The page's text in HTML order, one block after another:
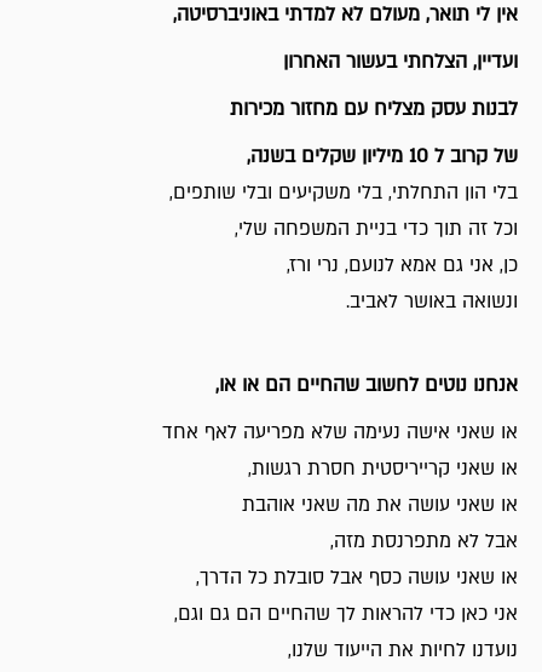
אין לי תואר, מעולם לא למדתי באוניברסיטה,
ועדיין, הצלחתי בעשור האחרון
לבנות עסק מצליח עם מחזור מכירות
של קרוב ל 10 מיליון שקלים בשנה,
בלי הון התחלתי, בלי משקיעים ובלי שותפים,
וכל זה תוך כדי בניית המשפחה שלי,
כן, אני גם אמא לנועם, נרי ורז,
ונשואה באושר לאביב.
אנחנו נוטים לחשוב שהחיים הם או או,
או שאני אישה נעימה שלא מפריעה לאף אחד
או שאני קרייריסטית חסרת רגשות,
או שאני עושה את מה שאני אוהבת
אבל לא מתפרנסת מזה,
או שאני עושה כסף אבל סובלת כל הדרך,
אני כאן כדי להראות לך שהחיים הם גם וגם,
נועדנו לחיות את הייעוד שלנו,